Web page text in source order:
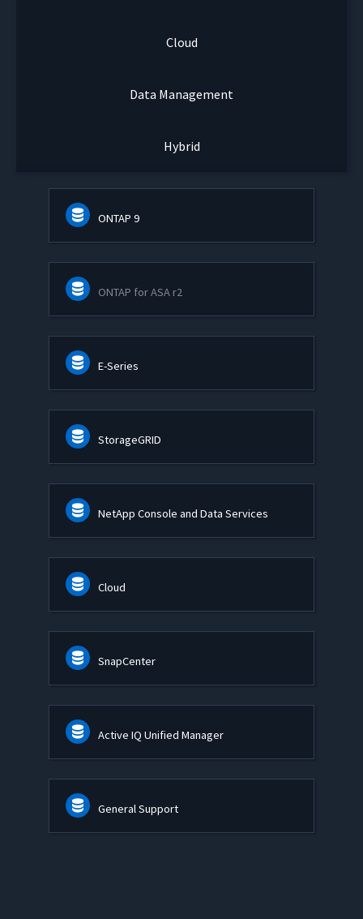
Cloud
Data Management
Hybrid
ONTAP 9
ONTAP for ASA r2
E-Series
StorageGRID
NetApp Console and Data Services
Cloud
SnapCenter
Active IQ Unified Manager
General Support